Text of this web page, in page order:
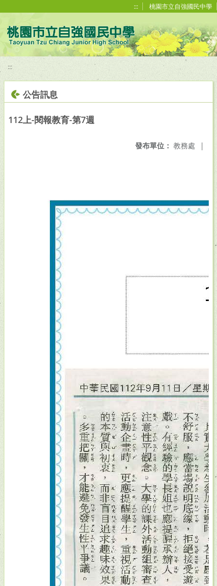
::: 桃園市立自強國民中學
:::
公告訊息
112上-閱報教育-第7週
發布單位： 教務處 |